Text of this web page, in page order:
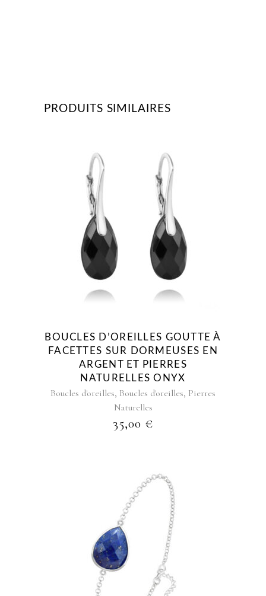
PRODUITS SIMILAIRES
BOUCLES D’OREILLES GOUTTE À
FACETTES SUR DORMEUSES EN
ARGENT ET PIERRES
NATURELLES ONYX
Boucles d'oreilles, Boucles d'oreilles, Pierres
Naturelles
35,00 €